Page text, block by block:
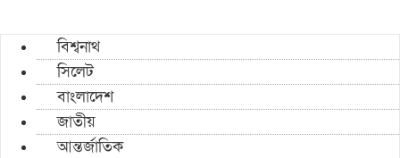
বিশ্বনাথ
সিলেট
বাংলাদেশ
জাতীয়
আন্তর্জাতিক